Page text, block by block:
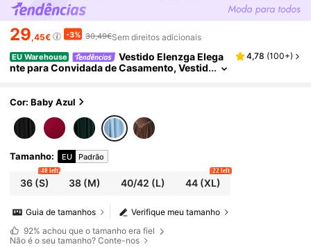
29,45€ -3% 30,49€Sem direitos adicionais
EU Warehouse
Vestido Elenzga Elega
nte para Convidada de Casamento, Vestid
4,78 (100+)
Cor: Baby Azul
Tamanho: EU Padrão
36(S)
40 left
38 (M) 40/42 (L) 44(XL)
22 left
Verifique meu tamanho
Guia de tamanhos
92% achou que o tamanho era fiel
Não é o seu tamanho? Conte-nos